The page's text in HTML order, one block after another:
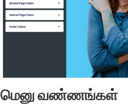
மெனு வண்ணங்கள்